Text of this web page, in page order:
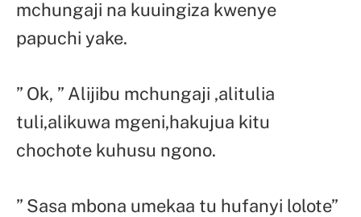
mchungaji na kuuingiza kwenye
papuchi yake.
” Ok, ” Alijibu mchungaji ,alitulia
tuli,alikuwa mgeni,hakujua kitu
chochote kuhusu ngono.
” Sasa mbona umekaa tu hufanyi lolote”